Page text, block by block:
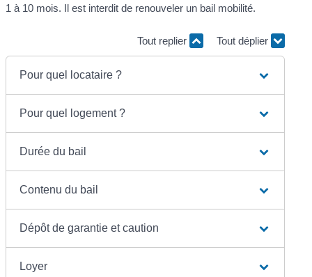
1 à 10 mois. Il est interdit de renouveler un bail mobilité.
Tout replier Tout déplier
Pour quel locataire ?
Pour quel logement ?
Durée du bail
Contenu du bail
Dépôt de garantie et caution
Loyer